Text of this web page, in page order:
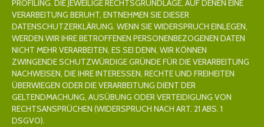
PROFILING. DIE JEWEILIGE RECHTSGRUNDLAGE, AUF DENEN EINE
VERARBEITUNG BERUHT, ENTNEHMEN SIE DIESER
DATENSCHUTZERKLÄRUNG. WENN SIE WIDERSPRUCH EINLEGEN,
WERDEN WIR IHRE BETROFFENEN PERSONENBEZOGENEN DATEN
NICHT MEHR VERARBEITEN, ES SEI DENN, WIR KÖNNEN
ZWINGENDE SCHUTZWÜRDIGE GRÜNDE FÜR DIE VERARBEITUNG
NACHWEISEN, DIE IHRE INTERESSEN, RECHTE UND FREIHEITEN
ÜBERWIEGEN ODER DIE VERARBEITUNG DIENT DER
GELTENDMACHUNG, AUSÜBUNG ODER VERTEIDIGUNG VON
RECHTSANSPRÜCHEN (WIDERSPRUCH NACH ART. 21 ABS. 1
DSGVO).